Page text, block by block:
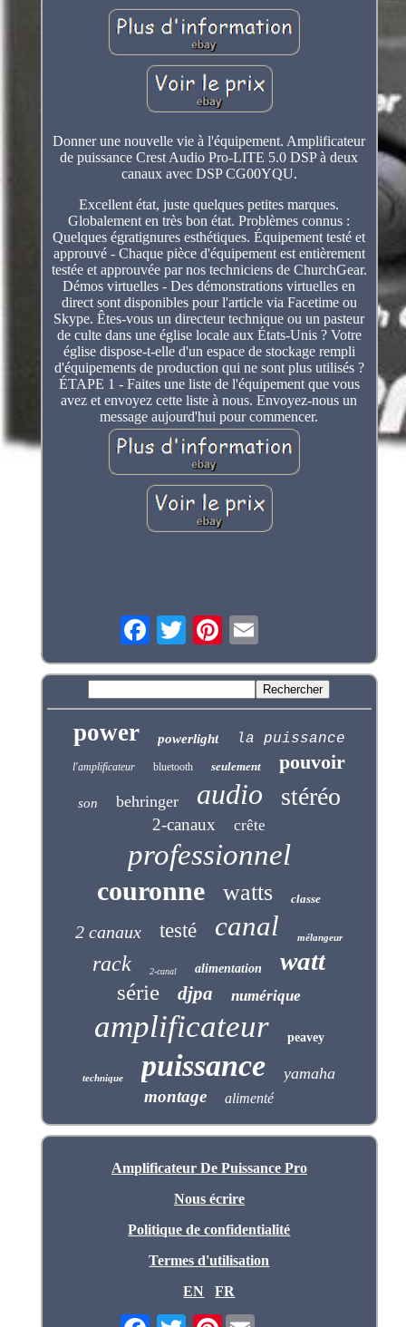
Donner une nouvelle vie à l'équipement. Amplificateur
de puissance Crest Audio Pro-LITE 5.0 DSP à deux
canaux avec DSP CG00YQU.
Excellent état, juste quelques petites marques.
Globalement en très bon état. Problèmes connus :
Quelques égratignures esthétiques. Équipement testé et
approuvé - Chaque pièce d'équipement est entièrement
testée et approuvée par nos techniciens de ChurchGear.
Démos virtuelles - Des démonstrations virtuelles en
direct sont disponibles pour l'article via Facetime ou
Skype. Êtes-vous un directeur technique ou un pasteur
de culte dans une église locale aux États-Unis ? Votre
église dispose-t-elle d'un espace de stockage rempli
d'équipements de production qui ne sont plus utilisés ?
ÉTAPE 1 - Faites une liste de l'équipement que vous
avez et envoyez cette liste à nous. Envoyez-nous un
message aujourd'hui pour commencer.
power powerlight la puissance
l'amplificateur bluetooth seulement pouvoir
son behringer audio stéréo
2-canaux crête
professionnel
couronne watts classe
2 canaux testé canal mélangeur
rack 2-canal alimentation watt
série djpa numérique
amplificateur peavey
technique puissance yamaha
montage alimenté
Amplificateur De Puissance Pro
Nous écrire
Politique de confidentialité
Termes d'utilisation
EN
FR
Pinterest